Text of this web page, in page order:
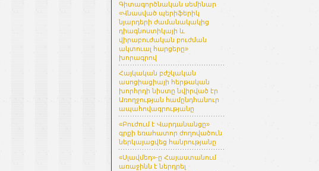
Գիտագործնական սեմինար
«Վնասված պերիֆերիկ
նյարդերի ժամանակակից
դիագնոստիկայի և
վիրաբուժական բուժման
ակտուալ հարցերը»
խորագրով
Հայկական բժշկական
ասոցիացիայի հերթական
խորհրդի նիստը նվիրված էր
Առողջության համընդհանուր
ապահովագրությանը
«Բուժում է Վարդանանցը»
գրքի եռահատոր ժողովածուն
ներկայացվեց հանրությանը
«Սլավմեդ»-ը Հայաստանում
առաջինն է ներդրել